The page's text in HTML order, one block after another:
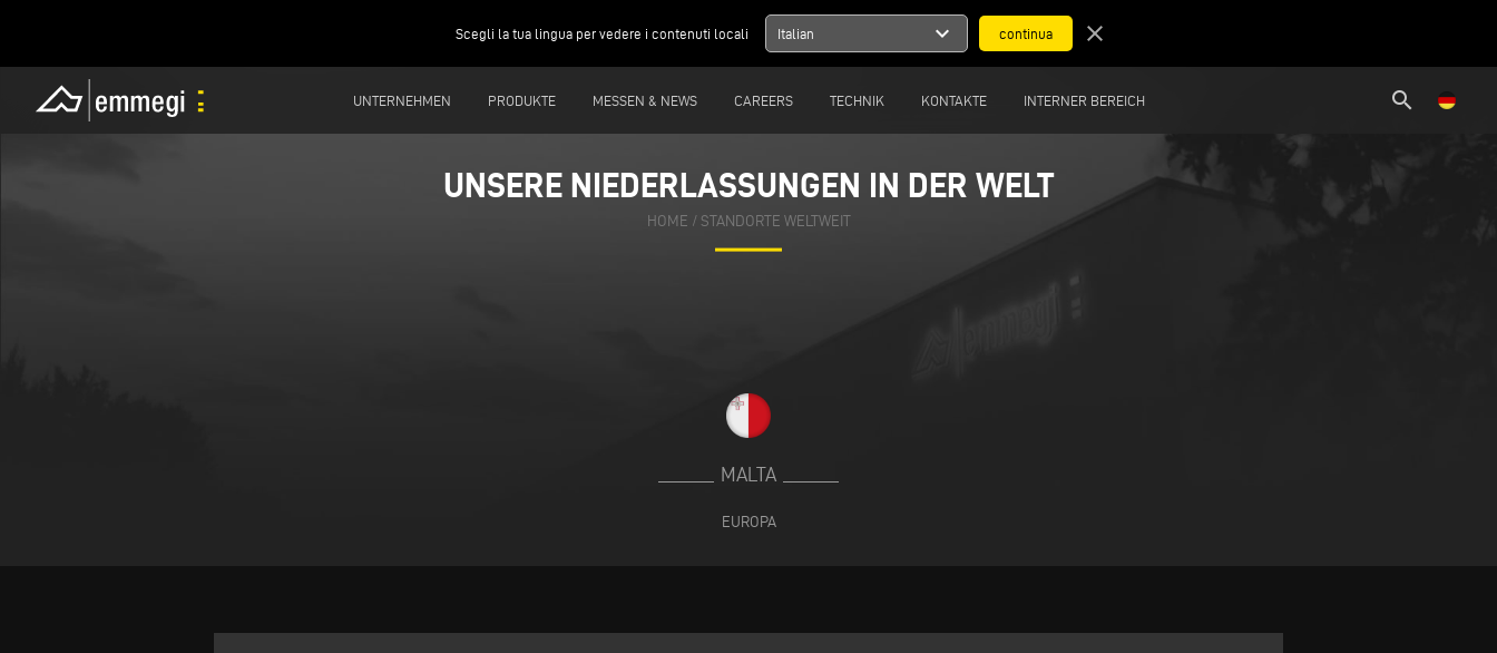
Scegli la tua lingua per vedere i contenuti locali Italian expand_more close
UNTERNEHMEN PRODUKTE MESSEN & NEWS CAREERS TECHNIK KONTAKTE INTERNER BEREICH search
UNSERE NIEDERLASSUNGEN IN DER WELT
HOME / STANDORTE WELTWEIT
UNSERE NIEDERLASSUNGEN IN DER WELT
HOME / STANDORTE WELTWEIT
MALTA
EUROPA